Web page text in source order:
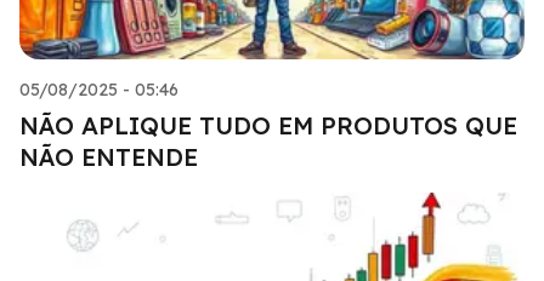
05/08/2025 - 05:46
NÃO APLIQUE TUDO EM PRODUTOS QUE
NÃO ENTENDE